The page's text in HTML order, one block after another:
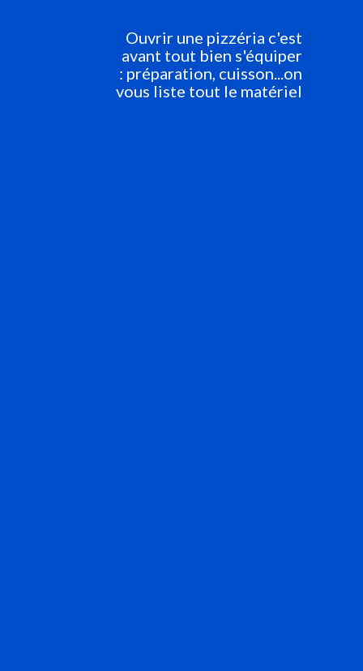
Ouvrir une pizzéria c'est
avant tout bien s'équiper
: préparation, cuisson...on
vous liste tout le matériel